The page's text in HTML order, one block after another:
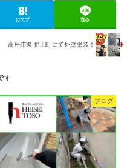
はてブ 送る
高松市多肥上町にて外壁塗装！
ブログ